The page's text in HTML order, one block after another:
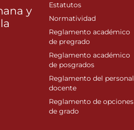
y
Estatutos
Normatividad
Reglamento académico
de pregrado
Reglamento académico
de posgrados
Reglamento del personal
docente
Reglamento de opciones
de grado